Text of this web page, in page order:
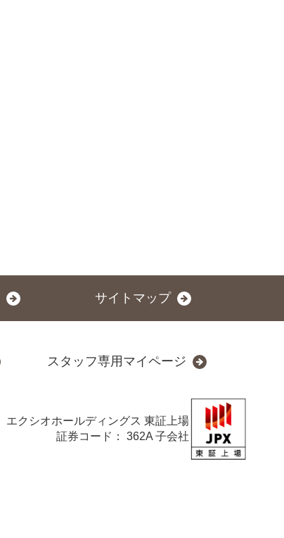
サイトマップ
スタッフ専用マイページ
エクシオホールディングス 東証上場
証券コード： 362A 子会社